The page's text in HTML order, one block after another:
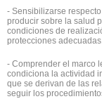
- Sensibilizarse
producir sobre la salud
condiciones de
protecciones
- Comprender el marco
condiciona la actividad
que se derivan de las
seguir los